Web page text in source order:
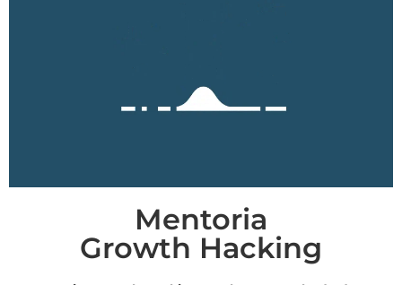
Mentoria
Growth Hacking